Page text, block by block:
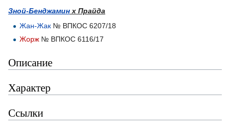
Зной-Бенджамин х Прайда
Жан-Жак № ВПКОС 6207/18
Жорж № ВПКОС 6116/17
Описание
Характер
Ссылки